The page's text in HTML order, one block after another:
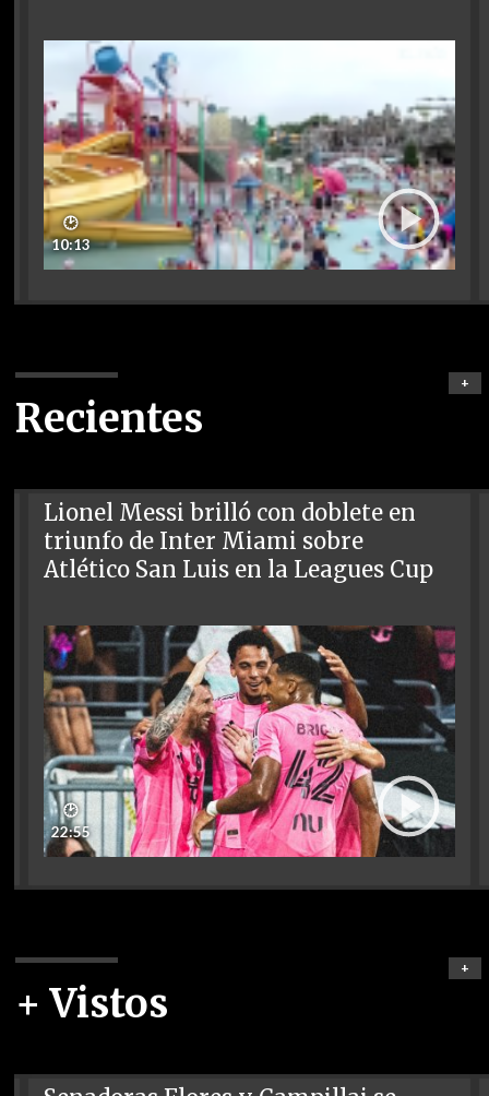
🕑
10:13
Recientes
+
Lionel Messi brilló con doblete en
triunfo de Inter Miami sobre
Atlético San Luis en la Leagues Cup
🕑
22:55
+ Vistos
+